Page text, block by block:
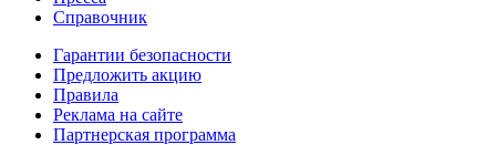
Справочник
Гарантии безопасности
Предложить акцию
Правила
Реклама на сайте
Партнерская программа